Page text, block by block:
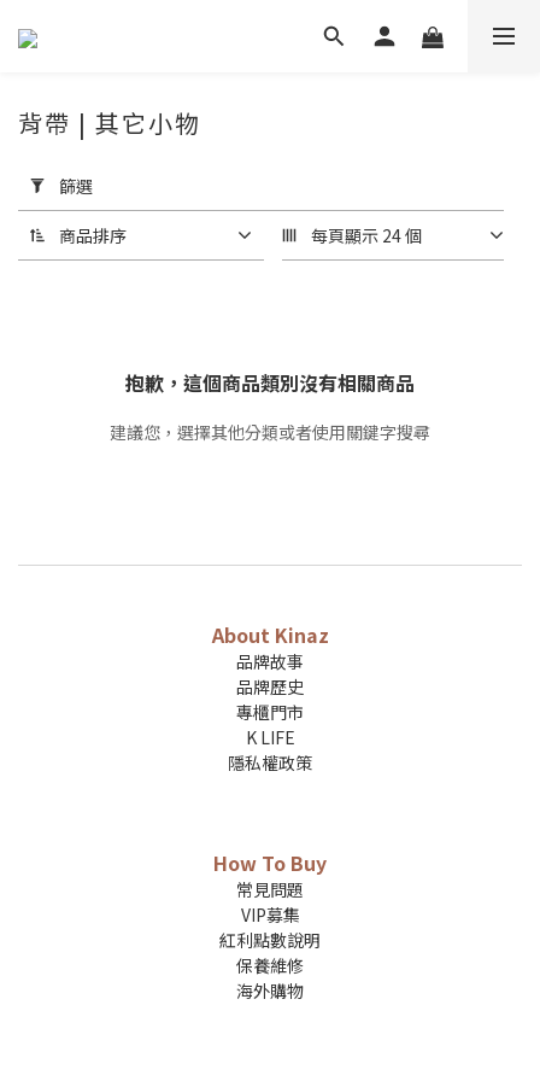
用
篩
選
(0/20)
背帶 | 其它小物
篩選
商品排序 每頁顯示 24 個
抱歉，這個商品類別沒有相關商品
建議您，選擇其他分類或者使用關鍵字搜尋
About Kinaz
品牌故事
品牌歷史
專櫃門市
K LIFE
隱私權政策
How To Buy
常見問題
VIP募集
紅利點數說明
保養維修
海外購物